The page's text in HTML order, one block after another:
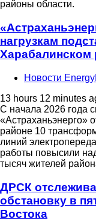
районы области.
нагрузкам
Харабалинском
Новости
13 hours 12 minutes
С начала 2026 года
«Астраханьэнерго»
районе 10
линий
работы повысили
тысяч жителей
ДРСК
обстановку в
Востока